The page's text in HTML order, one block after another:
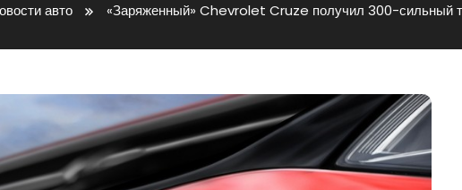
авто «Заряженный» Chevrolet Cruze получил 300-сильный